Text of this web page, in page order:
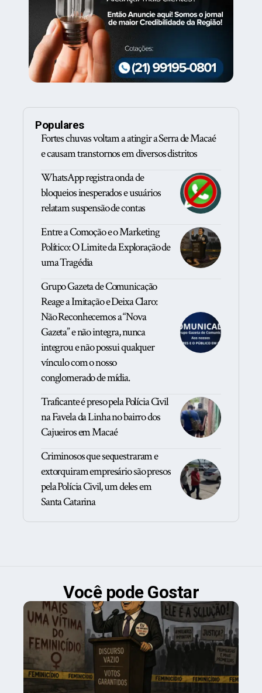
Populares
Fortes chuvas voltam a atingir a Serra de Macaé
e causam transtornos em diversos distritos
WhatsApp registra onda de
bloqueios inesperados e usuários
relatam suspensão de contas
Entre a Comoção e o Marketing
Político: O Limite da Exploração de
uma Tragédia
Grupo Gazeta de Comunicação
Reage a Imitação e Deixa Claro:
Não Reconhecemos a “Nova
Gazeta” e não integra, nunca
integrou e não possui qualquer
vínculo com o nosso
conglomerado de mídia.
Traficante é preso pela Polícia Civil
na Favela da Linha no bairro dos
Cajueiros em Macaé
Criminosos que sequestraram e
extorquiram empresário são presos
pela Polícia Civil, um deles em
Santa Catarina
Você pode Gostar